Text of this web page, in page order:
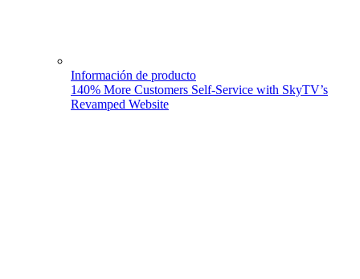
Información de producto
140% More Customers Self-Service with SkyTV’s
Revamped Website